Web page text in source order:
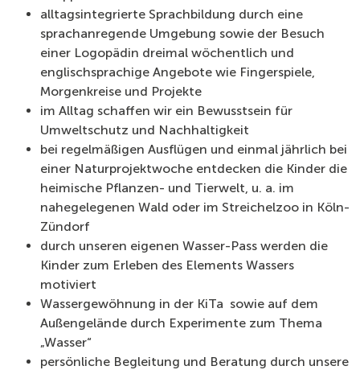
alltagsintegrierte Sprachbildung durch eine
sprachanregende Umgebung sowie der Besuch
einer Logopädin dreimal wöchentlich und
englischsprachige Angebote wie Fingerspiele,
Morgenkreise und Projekte
im Alltag schaffen wir ein Bewusstsein für
Umweltschutz und Nachhaltigkeit
bei regelmäßigen Ausflügen und einmal jährlich bei
einer Naturprojektwoche entdecken die Kinder die
heimische Pflanzen- und Tierwelt, u. a. im
nahegelegenen Wald oder im Streichelzoo in Köln-
Zündorf
durch unseren eigenen Wasser-Pass werden die
Kinder zum Erleben des Elements Wassers
motiviert
Wassergewöhnung in der KiTa sowie auf dem
Außengelände durch Experimente zum Thema
„Wasser“
persönliche Begleitung und Beratung durch unsere